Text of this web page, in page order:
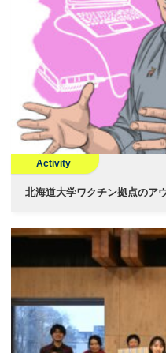
Activity
北海道大学ワクチン拠点のア